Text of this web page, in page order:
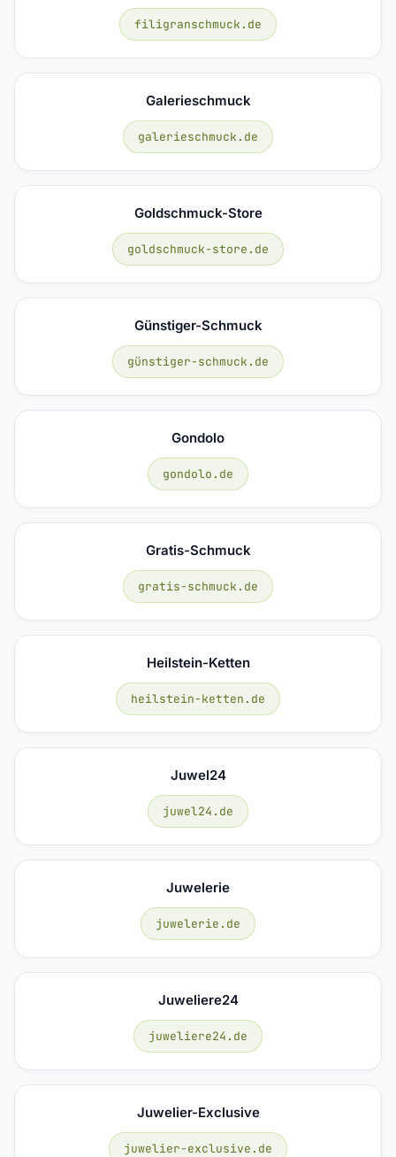
filigranschmuck.de
Galerieschmuck
galerieschmuck.de
Goldschmuck-Store
goldschmuck-store.de
Günstiger-Schmuck
günstiger-schmuck.de
Gondolo
gondolo.de
Gratis-Schmuck
gratis-schmuck.de
Heilstein-Ketten
heilstein-ketten.de
Juwel24
juwel24.de
Juwelerie
juwelerie.de
Juweliere24
juweliere24.de
Juwelier-Exclusive
juwelier-exclusive.de